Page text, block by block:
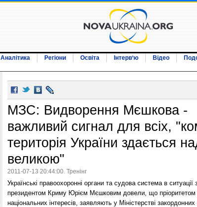
Аналітика Регіони Освіта Інтерв‘ю Відео
МЗС: Видворення Мєшкова -
важливий сигнал для всіх,
територія України здається
великою"
2011-07-13 20:44:00. Тренінг
Українські правоохоронні органи та судова система в ситуації
президентом Криму Юрієм Мєшковим довели, що пріоритетом
національних інтересів, заявляють у Міністерстві